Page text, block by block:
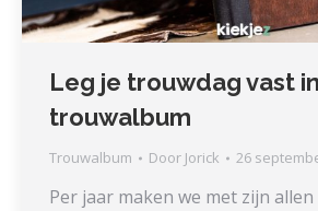
Leg je trouwdag vast
trouwalbum
Trouwalbum Door Jorick 26
Per jaar maken we met zijn